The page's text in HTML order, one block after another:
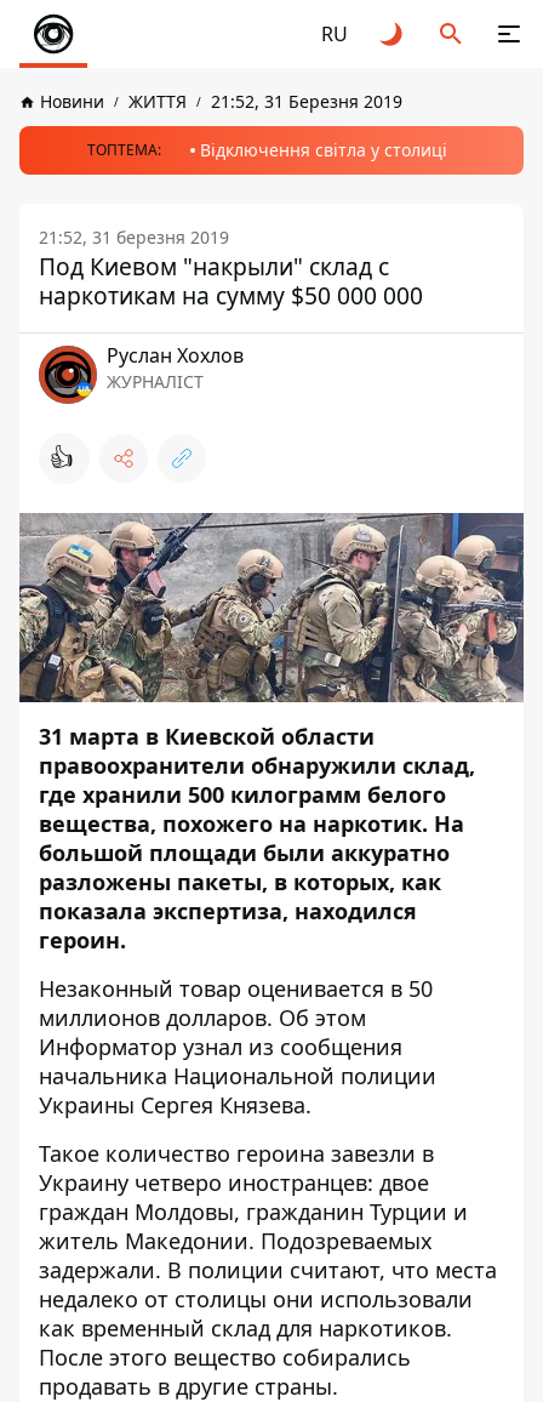
RU
Новини ЖИТТЯ 21:52, 31 Березня 2019
ТОПТЕМА: Відключення світла у столиці
21:52, 31 березня 2019
Под Киевом "накрыли" склад с
наркотикам на сумму $50 000 000
Руслан Хохлов
ЖУРНАЛІСТ
👍
31 марта в Киевской области
правоохранители обнаружили склад,
где хранили 500 килограмм белого
вещества, похожего на наркотик. На
большой площади были аккуратно
разложены пакеты, в которых, как
показала экспертиза, находился
героин.
Незаконный товар оценивается в 50
миллионов долларов. Об этом
Информатор узнал из сообщения
начальника Национальной полиции
Украины Сергея Князева.
Такое количество героина завезли в
Украину четверо иностранцев: двое
граждан Молдовы, гражданин Турции и
житель Македонии. Подозреваемых
задержали. В полиции считают, что места
недалеко от столицы они использовали
как временный склад для наркотиков.
После этого вещество собирались
продавать в другие страны.